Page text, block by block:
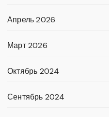
Апрель 2026
Март 2026
Октябрь 2024
Сентябрь 2024